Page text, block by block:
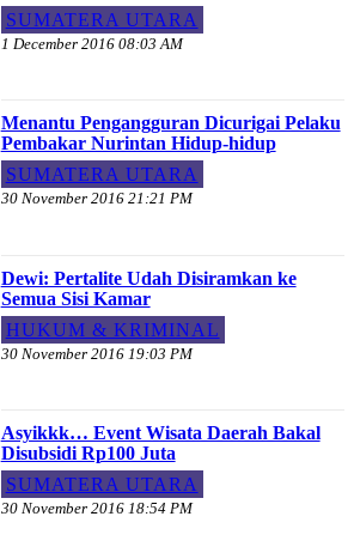
SUMATERA UTARA
1 December 2016 08:03 AM
Menantu Pengangguran Dicurigai Pelaku
Pembakar Nurintan Hidup-hidup
SUMATERA UTARA
30 November 2016 21:21 PM
Dewi: Pertalite Udah Disiramkan ke
Semua Sisi Kamar
HUKUM & KRIMINAL
30 November 2016 19:03 PM
Asyikkk… Event Wisata Daerah Bakal
Disubsidi Rp100 Juta
SUMATERA UTARA
30 November 2016 18:54 PM